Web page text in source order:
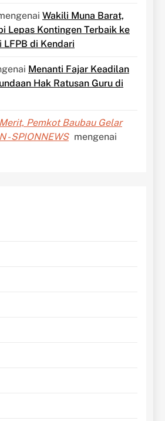
Wakili Muna Barat,
Lepas Kontingen Terbaik ke
di Kendari
Menanti Fajar Keadilan
Hak Ratusan Guru di
Pemkot Baubau Gelar
- SPIONNEWS mengenai